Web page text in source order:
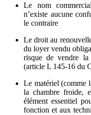
Le nom
n’existe aucune
le contraire
Le droit au
du loyer vendu
risque de vendre la
(article L 145-16 du
Le matériel (comme
la chambre froide,
élément essentiel
fonction et aux